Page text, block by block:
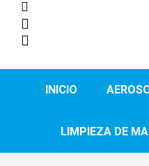
INICIO
LIMPIEZA DE